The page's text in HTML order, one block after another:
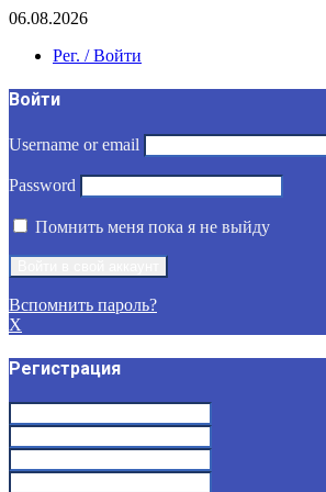
06.08.2026
Рег. / Войти
Войти
Username or email
Password
Помнить меня пока я не выйду
Вспомнить пароль?
X
Регистрация